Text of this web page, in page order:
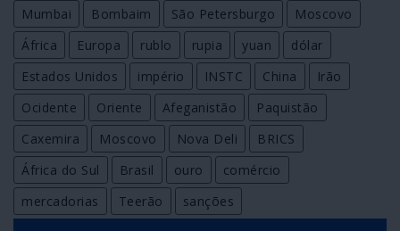
Mumbai
Bombaim São Petersburgo
Moscovo
África
Europa rublo rupia yuan
dólar
Estados Unidos
império INSTC China
Irão
Ocidente
Oriente Afeganistão
Paquistão
Caxemira
Moscovo Nova Deli
BRICS
África do Sul
Brasil ouro
comércio
mercadorias
Teerão sanções